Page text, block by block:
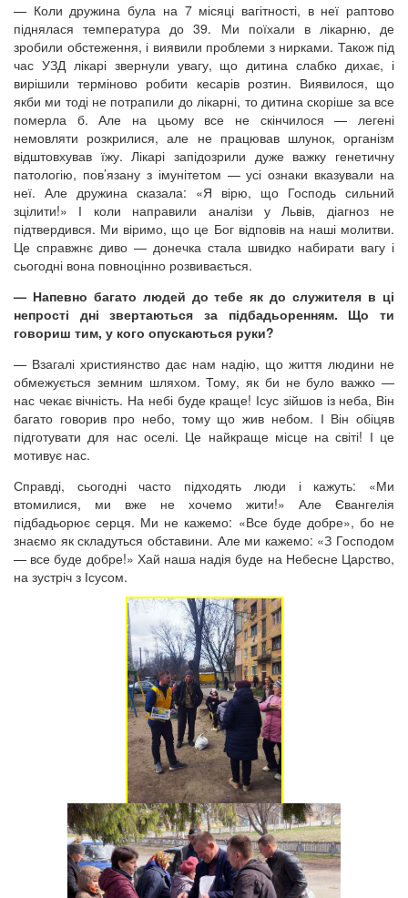
— Коли дружина була на 7 місяці вагітності, в неї раптово
піднялася температура до 39. Ми поїхали в лікарню, де
зробили обстеження, і виявили проблеми з нирками. Також під
час УЗД лікарі звернули увагу, що дитина слабко дихає, і
вирішили терміново робити кесарів розтин. Виявилося, що
якби ми тоді не потрапили до лікарні, то дитина скоріше за все
померла б. Але на цьому все не скінчилося — легені
немовляти розкрилися, але не працював шлунок, організм
відштовхував їжу. Лікарі запідозрили дуже важку генетичну
патологію, пов’язану з імунітетом — усі ознаки вказували на
неї. Але дружина сказала: «Я вірю, що Господь сильний
зцілити!» І коли направили аналізи у Львів, діагноз не
підтвердився. Ми віримо, що це Бог відповів на наші молитви.
Це справжнє диво — донечка стала швидко набирати вагу і
сьогодні вона повноцінно розвивається.
— Напевно багато людей до тебе як до служителя в ці
непрості дні звертаються за підбадьоренням. Що ти
говориш тим, у кого опускаються руки?
— Взагалі християнство дає нам надію, що життя людини не
обмежується земним шляхом. Тому, як би не було важко —
нас чекає вічність. На небі буде краще! Ісус зійшов із неба, Він
багато говорив про небо, тому що жив небом. І Він обіцяв
підготувати для нас оселі. Це найкраще місце на світі! І це
мотивує нас.
Справді, сьогодні часто підходять люди і кажуть: «Ми
втомилися, ми вже не хочемо жити!» Але Євангелія
підбадьорює серця. Ми не кажемо: «Все буде добре», бо не
знаємо як складуться обставини. Але ми кажемо: «З Господом
— все буде добре!» Хай наша надія буде на Небесне Царство,
на зустріч з Ісусом.